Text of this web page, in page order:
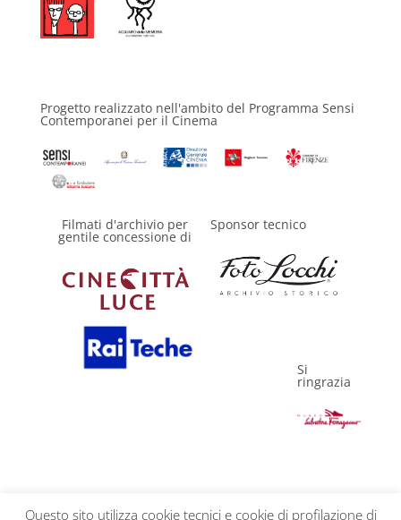
Progetto realizzato nell'ambito del Programma Sensi
Contemporanei per il Cinema
Filmati d'archivio per
gentile concessione di
Sponsor tecnico
Si
ringrazia
Questo sito utilizza cookie tecnici e cookie di profilazione di